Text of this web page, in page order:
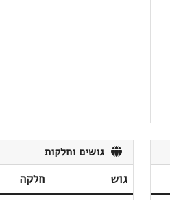
גושים וחלקות
גוש
חלקה